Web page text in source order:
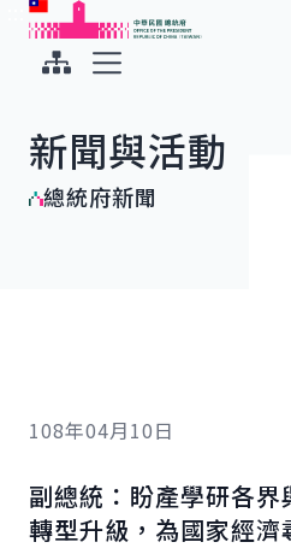
跳到主要內容
中華民國總統府
新聞與活動
總統府新聞
108年04月10日
副總統：盼產學研各
轉型升級，為國家經